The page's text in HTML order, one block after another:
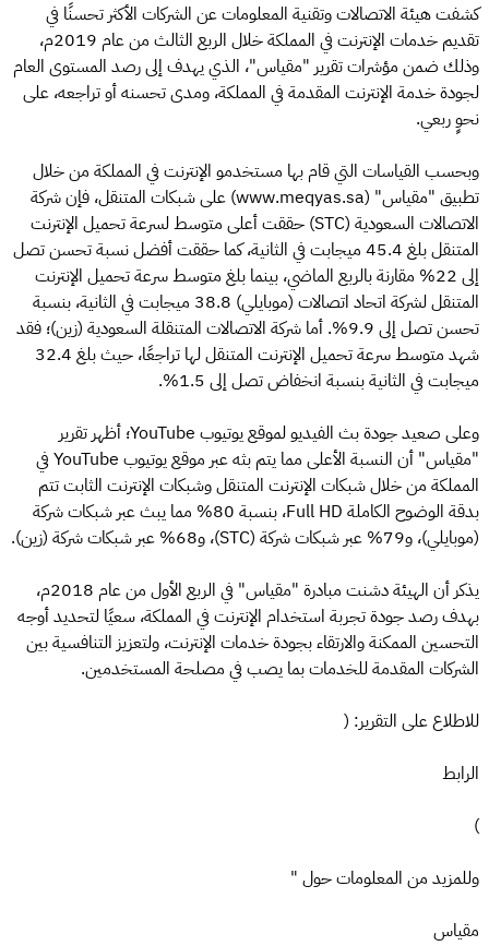
كشفت هيئة الاتصالات وتقنية المعلومات عن الشركات الأكثر تحسنًا في
تقديم خدمات الإنترنت في المملكة خلال الربع الثالث من عام 2019م،
وذلك ضمن مؤشرات تقرير "مقياس"، الذي يهدف إلى رصد المستوى العام
لجودة خدمة الإنترنت المقدمة في المملكة، ومدى تحسنه أو تراجعه، على
نحوٍ ربعي.
وبحسب القياسات التي قام بها مستخدمو الإنترنت في المملكة من خلال
تطبيق "مقياس" (www.meqyas.sa) على شبكات المتنقل، فإن شركة
الاتصالات السعودية (STC) حققت أعلى متوسط لسرعة تحميل الإنترنت
المتنقل بلغ 45.4 ميجابت في الثانية، كما حققت أفضل نسبة تحسن تصل
إلى 22% مقارنة بالربع الماضي، بينما بلغ متوسط سرعة تحميل الإنترنت
المتنقل لشركة اتحاد اتصالات (موبايلي) 38.8 ميجابت في الثانية، بنسبة
تحسن تصل إلى 9.9%. أما شركة الاتصالات المتنقلة السعودية (زين)؛ فقد
شهد متوسط سرعة تحميل الإنترنت المتنقل لها تراجعًا، حيث بلغ 32.4
ميجابت في الثانية بنسبة انخفاض تصل إلى 1.5%.
وعلى صعيد جودة بث الفيديو لموقع يوتيوب YouTube؛ أظهر تقرير
"مقياس" أن النسبة الأعلى مما يتم بثه عبر موقع يوتيوب YouTube في
المملكة من خلال شبكات الإنترنت المتنقل وشبكات الإنترنت الثابت تتم
بدقة الوضوح الكاملة Full HD، بنسبة 80% مما يبث عبر شبكات شركة
(موبايلي)، و79% عبر شبكات شركة (STC)، و68% عبر شبكات شركة (زين).
يذكر أن الهيئة دشنت مبادرة "مقياس" في الربع الأول من عام 2018م،
بهدف رصد جودة تجربة استخدام الإنترنت في المملكة، سعيًا لتحديد أوجه
التحسين الممكنة والارتقاء بجودة خدمات الإنترنت، ولتعزيز التنافسية بين
الشركات المقدمة للخدمات بما يصب في مصلحة المستخدمين.
للاطلاع على التقرير: (
الرابط
)
وللمزيد من المعلومات حول "
مقياس